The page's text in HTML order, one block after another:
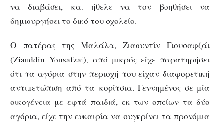
να διαβάσει, και ήθελε να τον βοηθήσει να
δημιουργήσει το δικό του σχολείο.
Ο πατέρας της Μαλάλα, Ζιαουντίν Γιουσαφζάι
(Ziauddin Yousafzai), από μικρός είχε παρατηρήσει
ότι τα αγόρια στην περιοχή του είχαν διαφορετική
αντιμετώπιση από τα κορίτσια. Γεννημένος σε μία
οικογένεια με εφτά παιδιά, εκ των οποίων τα δύο
αγόρια, είχε την ευκαιρία να συγκρίνει τα προνόμια